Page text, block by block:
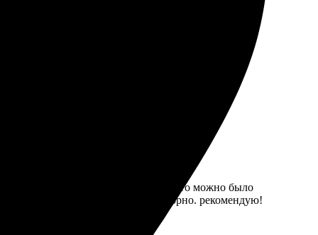
изображения: всё чётко и ярко. Получила заказ
сувениры.
на классической. Понравилось, что можно было
интерьера, точно вернусь повторно. рекомендую!